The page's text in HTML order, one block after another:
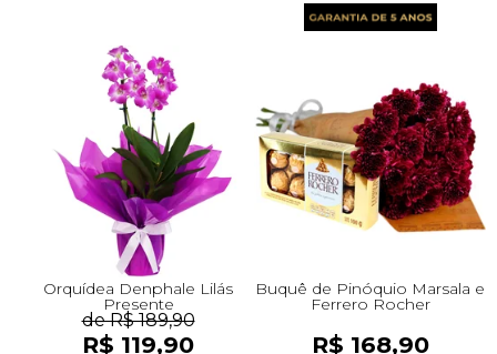
Orquídea Denphale Lilás
Presente
de R$ 189,90
R$ 119,90
Buquê de Pinóquio Marsala e
Ferrero Rocher
R$ 168,90